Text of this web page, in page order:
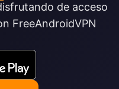
de acceso
FreeAndroidVPN